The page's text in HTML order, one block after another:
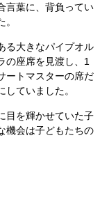
言葉に、背負ってい
る大きなパイプオル
の座席を見渡し、1
ートマスターの席だ
ていました。
目を輝かせていた子
機会は子どもたちの